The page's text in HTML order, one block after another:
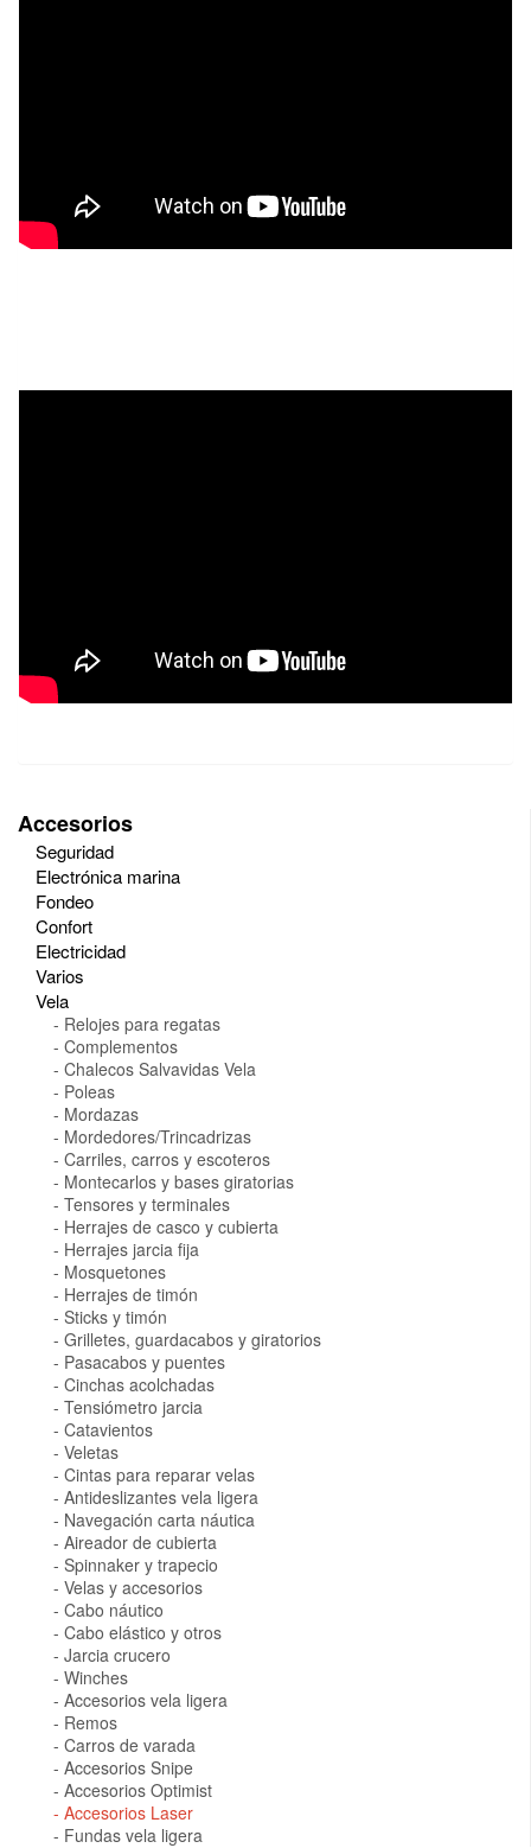
Accesorios
Seguridad
Electrónica marina
Fondeo
Confort
Electricidad
Varios
Vela
Relojes para regatas
Complementos
Chalecos Salvavidas Vela
Poleas
Mordazas
Mordedores/Trincadrizas
Carriles, carros y escoteros
Montecarlos y bases giratorias
Tensores y terminales
Herrajes de casco y cubierta
Herrajes jarcia fija
Mosquetones
Herrajes de timón
Sticks y timón
Grilletes, guardacabos y giratorios
Pasacabos y puentes
Cinchas acolchadas
Tensiómetro jarcia
Catavientos
Veletas
Cintas para reparar velas
Antideslizantes vela ligera
Navegación carta náutica
Aireador de cubierta
Spinnaker y trapecio
Velas y accesorios
Cabo náutico
Cabo elástico y otros
Jarcia crucero
Winches
Accesorios vela ligera
Remos
Carros de varada
Accesorios Snipe
Accesorios Optimist
Accesorios Laser
Fundas vela ligera